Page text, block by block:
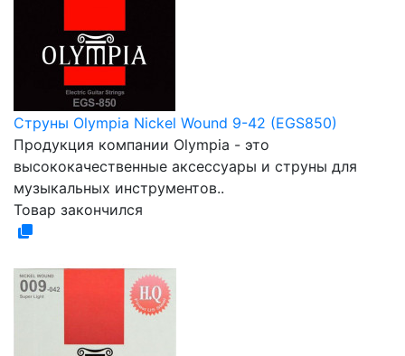
Струны Olympia Nickel Wound 9-42 (EGS850)
Продукция компании Olympia - это
высококачественные аксессуары и струны для
музыкальных инструментов..
Товар закончился